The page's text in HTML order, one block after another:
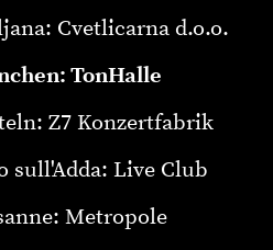
Cvetlicarna d.o.o.
TonHalle
Z7 Konzertfabrik
sull'Adda: Live Club
Metropole